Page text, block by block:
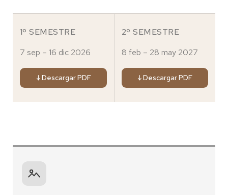
1º SEMESTRE
7 sep – 16 dic 2026
↓ Descargar PDF
2º SEMESTRE
8 feb – 28 may 2027
↓ Descargar PDF